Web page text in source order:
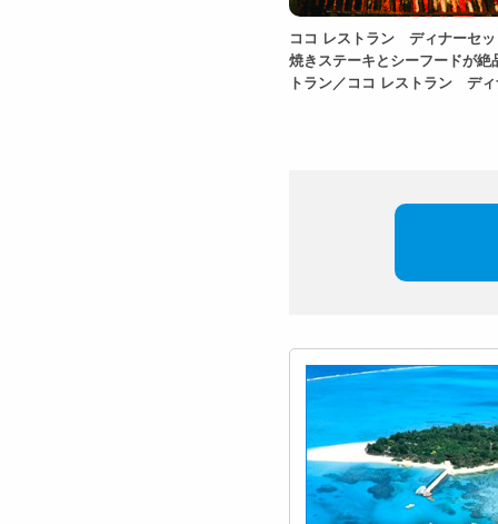
ココ レストラン ディナーセッ
焼きステーキとシーフードが絶
トラン／ココ レストラン デ